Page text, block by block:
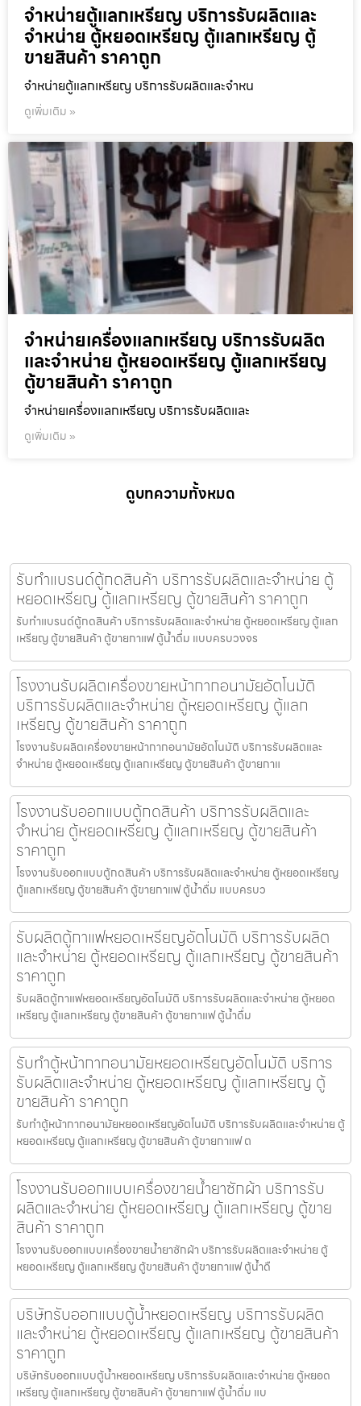
จำหน่ายตู้แลกเหรียญ บริการรับผลิตและ
จำหน่าย ตู้หยอดเหรียญ ตู้แลกเหรียญ ตู้
ขายสินค้า ราคาถูก
จำหน่ายตู้แลกเหรียญ บริการรับผลิตและจำหน
ดูเพิ่มเติม »
จำหน่ายเครื่องแลกเหรียญ บริการรับผลิต
และจำหน่าย ตู้หยอดเหรียญ ตู้แลกเหรียญ
ตู้ขายสินค้า ราคาถูก
จำหน่ายเครื่องแลกเหรียญ บริการรับผลิตและ
ดูเพิ่มเติม »
ดูบทความทั้งหมด
รับทำแบรนด์ตู้กดสินค้า บริการรับผลิตและจำหน่าย ตู้
หยอดเหรียญ ตู้แลกเหรียญ ตู้ขายสินค้า ราคาถูก
รับทำแบรนด์ตู้กดสินค้า บริการรับผลิตและจำหน่าย ตู้หยอดเหรียญ ตู้แลก
เหรียญ ตู้ขายสินค้า ตู้ขายกาแฟ ตู้น้ำดื่ม แบบครบวงจร
โรงงานรับผลิตเครื่องขายหน้ากากอนามัย​อัตโนมัติ
บริการรับผลิตและจำหน่าย ตู้หยอดเหรียญ ตู้แลก
เหรียญ ตู้ขายสินค้า ราคาถูก
โรงงานรับผลิตเครื่องขายหน้ากากอนามัย​อัตโนมัติ บริการรับผลิตและ
จำหน่าย ตู้หยอดเหรียญ ตู้แลกเหรียญ ตู้ขายสินค้า ตู้ขายกาแ
โรงงานรับออกแบบตู้กดสินค้า บริการรับผลิตและ
จำหน่าย ตู้หยอดเหรียญ ตู้แลกเหรียญ ตู้ขายสินค้า
ราคาถูก
โรงงานรับออกแบบตู้กดสินค้า บริการรับผลิตและจำหน่าย ตู้หยอดเหรียญ
ตู้แลกเหรียญ ตู้ขายสินค้า ตู้ขายกาแฟ ตู้น้ำดื่ม แบบครบว
รับผลิตตู้กาแฟหยอดเหรียญ​อัตโนมัติ บริการรับผลิต
และจำหน่าย ตู้หยอดเหรียญ ตู้แลกเหรียญ ตู้ขายสินค้า
ราคาถูก
รับผลิตตู้กาแฟหยอดเหรียญ​อัตโนมัติ บริการรับผลิตและจำหน่าย ตู้หยอด
เหรียญ ตู้แลกเหรียญ ตู้ขายสินค้า ตู้ขายกาแฟ ตู้น้ำดื่ม
รับทำตู้หน้ากากอนามัยหยอดเหรียญ​​​อัตโนมัติ บริการ
รับผลิตและจำหน่าย ตู้หยอดเหรียญ ตู้แลกเหรียญ ตู้
ขายสินค้า ราคาถูก
รับทำตู้หน้ากากอนามัยหยอดเหรียญ​​​อัตโนมัติ บริการรับผลิตและจำหน่าย ตู้
หยอดเหรียญ ตู้แลกเหรียญ ตู้ขายสินค้า ตู้ขายกาแฟ ต
โรงงานรับออกแบบเครื่องขายน้ำยาซักผ้า บริการรับ
ผลิตและจำหน่าย ตู้หยอดเหรียญ ตู้แลกเหรียญ ตู้ขาย
สินค้า ราคาถูก
โรงงานรับออกแบบเครื่องขายน้ำยาซักผ้า บริการรับผลิตและจำหน่าย ตู้
หยอดเหรียญ ตู้แลกเหรียญ ตู้ขายสินค้า ตู้ขายกาแฟ ตู้น้ำดื
บริษัทรับออกแบบตู้น้ำหยอดเหรียญ บริการรับผลิต
และจำหน่าย ตู้หยอดเหรียญ ตู้แลกเหรียญ ตู้ขายสินค้า
ราคาถูก
บริษัทรับออกแบบตู้น้ำหยอดเหรียญ บริการรับผลิตและจำหน่าย ตู้หยอด
เหรียญ ตู้แลกเหรียญ ตู้ขายสินค้า ตู้ขายกาแฟ ตู้น้ำดื่ม แบ